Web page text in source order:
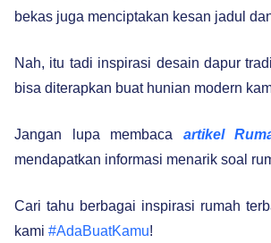
bekas juga menciptakan kesan jadul
Nah, itu tadi inspirasi desain dapur
bisa diterapkan buat hunian modern
Jangan lupa membaca artikel
mendapatkan informasi menarik soal
Cari tahu berbagai inspirasi rumah
kami #AdaBuatKamu!